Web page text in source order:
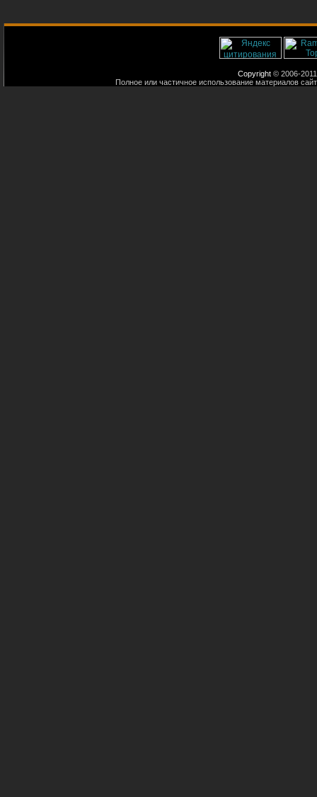
Copyright © 2006-
Полное или частичное использование материалов